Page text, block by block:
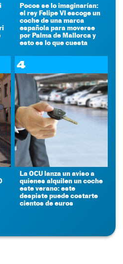
Pocos se lo imaginarían:
el rey Felipe VI escoge un
coche de una marca
española para moverse
por Palma de Mallorca y
esto es lo que cuesta
4
La OCU lanza un aviso a
quienes alquilen un coche
este verano: este
despiste puede costarte
cientos de euros